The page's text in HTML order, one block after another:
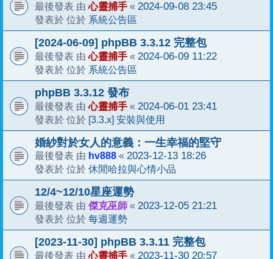
最後發表 由心靈捕手 « 2024-09-08 23:45
發表於 位於 系統公告區
[2024-06-09] phpBB 3.3.12 完整包
最後發表 由心靈捕手 « 2024-06-09 11:22
發表於 位於 系統公告區
phpBB 3.3.12 發布
最後發表 由心靈捕手 « 2024-06-01 23:41
發表於 位於 [3.3.x] 安裝與使用
婚紗對於女人的意義：一生幸福的堅守
最後發表 由 hv888 « 2023-12-13 18:26
發表於 位於 休閒哈拉與心情小品
12/4~12/10星座運勢
最後發表 由 傑克巫師 « 2023-12-05 21:21
發表於 位於 每週運勢
[2023-11-30] phpBB 3.3.11 完整包
最後發表 由心靈捕手 « 2023-11-30 20:57